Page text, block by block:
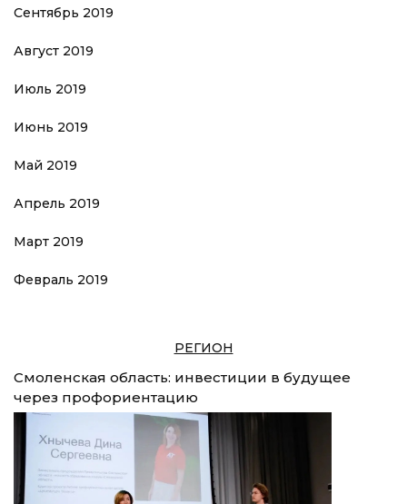
Сентябрь 2019
Август 2019
Июль 2019
Июнь 2019
Май 2019
Апрель 2019
Март 2019
Февраль 2019
РЕГИОН
Смоленская область: инвестиции в будущее
через профориентацию